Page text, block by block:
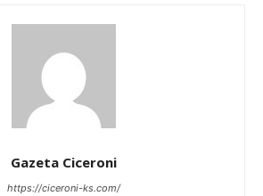
Gazeta Ciceroni
https://ciceroni-ks.com/